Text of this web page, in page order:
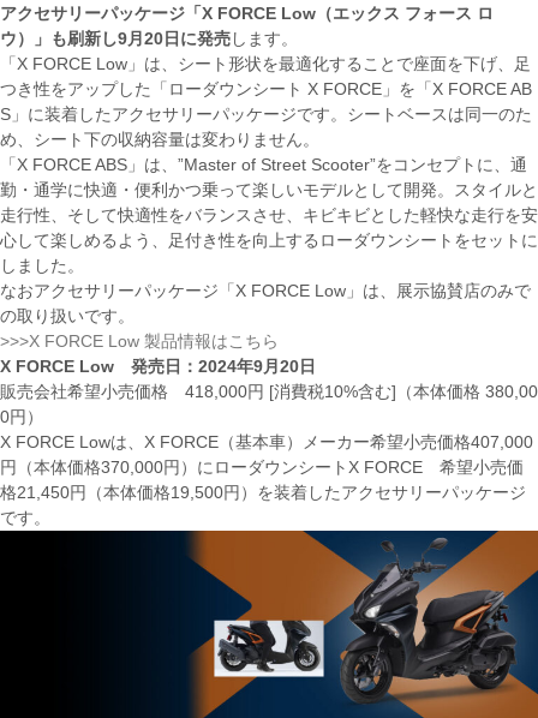
アクセサリーパッケージ「X FORCE Low（エックス フォース ロ
ウ）」も刷新し9月20日に発売 します。
「X FORCE Low」は、シート形状を最適化することで座面を下げ、足
つき性をアップした「ローダウンシート X FORCE」を「X FORCE AB
S」に装着したアクセサリーパッケージです。シートベースは同一のた
め、シート下の収納容量は変わりません。
「X FORCE ABS」は、”Master of Street Scooter”をコンセプトに、通
勤・通学に快適・便利かつ乗って楽しいモデルとして開発。スタイルと
走行性、そして快適性をバランスさせ、キビキビとした軽快な走行を安
心して楽しめるよう、足付き性を向上するローダウンシートをセットに
しました。
なおアクセサリーパッケージ「X FORCE Low」は、展示協賛店のみで
の取り扱いです。
>>>X FORCE Low 製品情報はこちら
X FORCE Low 発売日：2024年9月20日
販売会社希望小売価格 418,000円 [消費税10%含む]（本体価格 380,00
0円）
X FORCE Lowは、X FORCE（基本車）メーカー希望小売価格407,000
円（本体価格370,000円）にローダウンシートX FORCE 希望小売価
格21,450円（本体価格19,500円）を装着したアクセサリーパッケージ
です。